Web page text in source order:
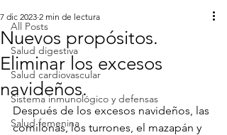
All Posts
Salud digestiva
Salud cardiovascular
Sistema inmunológico y defensas
Salud femenina
Nuevos propósitos.
Eliminar los excesos
navideños.
7 dic 2023 2 min de lectura
Después de los excesos navideños, las
comilonas, los turrones, el mazapán y